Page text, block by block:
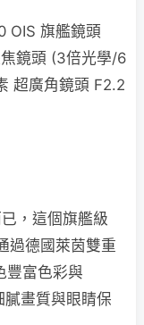
OIS 旗艦鏡頭
鏡頭 (3倍光學/6
超廣角鏡頭 F2.2
，這個旗艦級
過德國萊茵雙重
豐富色彩與
畫質與眼睛保